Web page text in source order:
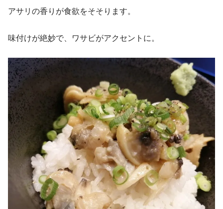
アサリの香りが食欲をそそります。
味付けが絶妙で、ワサビがアクセントに。